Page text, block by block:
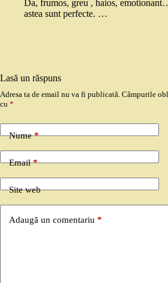
Da, frumos, greu , haios,
astea sunt perfecte. …
Lasă un răspuns
Adresa ta de email nu va fi publicată. Câmpurile
cu *
Nume*
Email*
Site web
Adaugă un comentariu *